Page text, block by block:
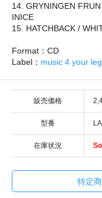
14. GRYNINGEN
INICE
15. HATCHBACK /
Format：CD
Label： music 4 your
販売価格
型番
在庫状況
特定